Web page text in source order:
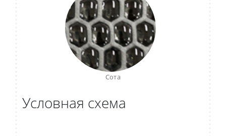
Сота
Условная схема